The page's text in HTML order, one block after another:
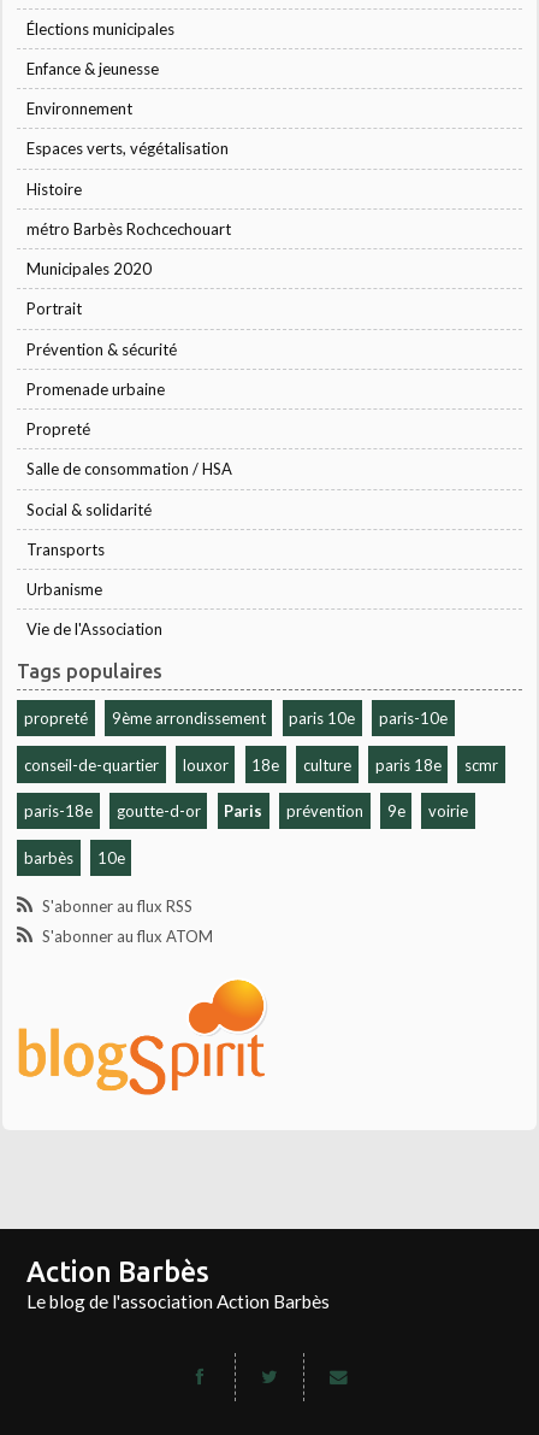
Élections municipales
Enfance & jeunesse
Environnement
Espaces verts, végétalisation
Histoire
métro Barbès Rochcechouart
Municipales 2020
Portrait
Prévention & sécurité
Promenade urbaine
Propreté
Salle de consommation / HSA
Social & solidarité
Transports
Urbanisme
Vie de l'Association
Tags populaires
propreté 9ème arrondissement paris 10e paris-10e
conseil-de-quartier louxor 18e culture paris 18e scmr
paris-18e goutte-d-or Paris prévention 9e voirie
barbès 10e
S'abonner au flux RSS
S'abonner au flux ATOM
Action Barbès
Le blog de l'association Action Barbès